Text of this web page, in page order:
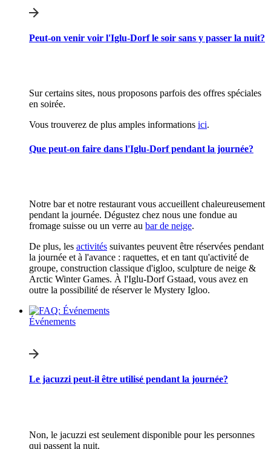
Peut-on venir voir l'Iglu-Dorf le soir sans y passer la nuit?
Sur certains sites, nous proposons parfois des offres spéciales
en soirée.
Vous trouverez de plus amples informations ici.
Que peut-on faire dans l'Iglu-Dorf pendant la journée?
Notre bar et notre restaurant vous accueillent chaleureusement
pendant la journée. Dégustez chez nous une fondue au
fromage suisse ou un verre au bar de neige.
De plus, les activités suivantes peuvent être réservées pendant
la journée et à l'avance : raquettes, et en tant qu'activité de
groupe, construction classique d'igloo, sculpture de neige &
Arctic Winter Games. À l'Iglu-Dorf Gstaad, vous avez en
outre la possibilité de réserver le Mystery Igloo.
Événements
Le jacuzzi peut-il être utilisé pendant la journée?
Non, le jacuzzi est seulement disponible pour les personnes
qui passent la nuit.